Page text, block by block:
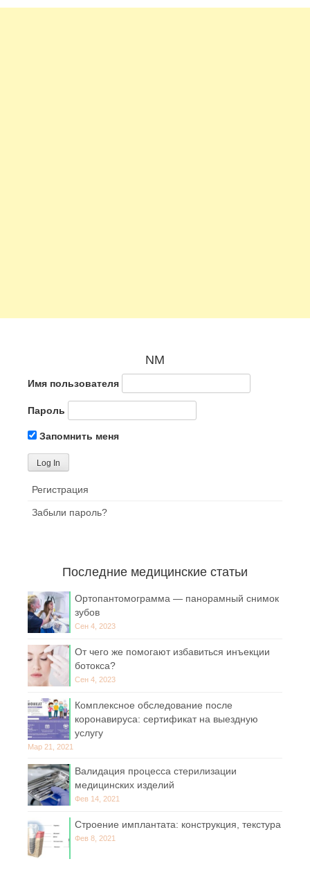
NM
Имя пользователя
Пароль
Запомнить меня
Регистрация
Забыли пароль?
Последние медицинские статьи
Ортопантомограмма — панорамный снимок
зубов
Сен 4, 2023
От чего же помогают избавиться инъекции
ботокса?
Сен 4, 2023
Комплексное обследование после
коронавируса: сертификат на выездную
услугу
Мар 21, 2021
Валидация процесса стерилизации
медицинских изделий
Фев 14, 2021
Строение имплантата: конструкция, текстура
Фев 8, 2021